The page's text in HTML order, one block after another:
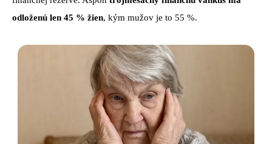
odloženú len 45 % žien, kým mužov je to 55 %.